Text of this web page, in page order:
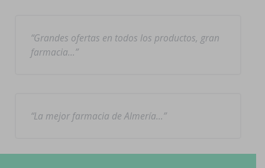
Grandes ofertas en todos los productos, gran
farmacia…
La mejor farmacia de Almería…